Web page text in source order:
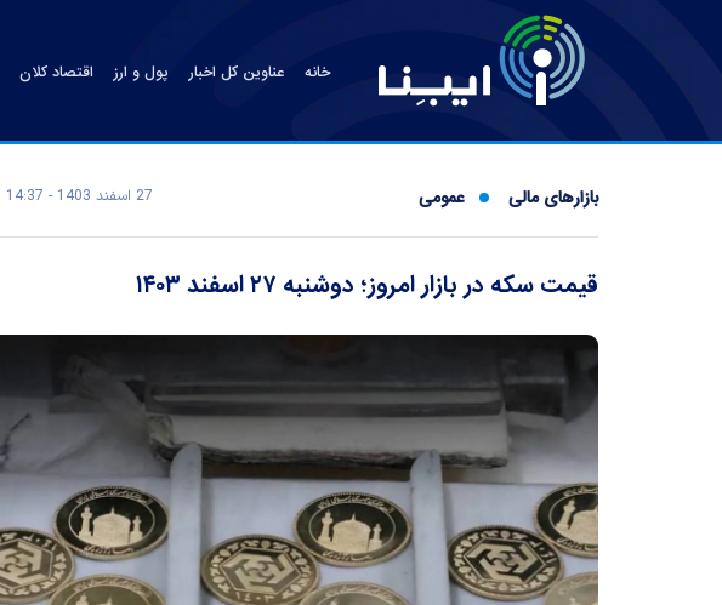
خانه عناوین کل اخبار پول و ارز اقتصاد کلان
بازارهای مالی عمومی 27 اسفند 1403 - 14:37
قیمت سکه در بازار امروز؛ دوشنبه ۲۷ اسفند ۱۴۰۳